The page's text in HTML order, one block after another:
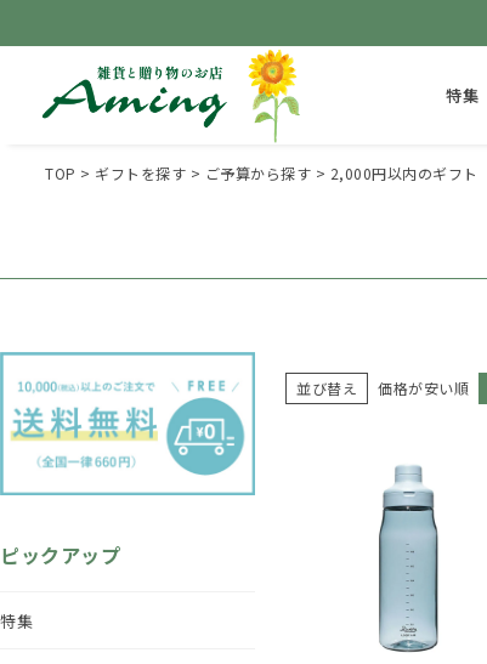
特集
TOP ギフトを探す ご予算から探す 2,000円以内のギフト
ピックアップ
特集
並び替え 価格が安い順